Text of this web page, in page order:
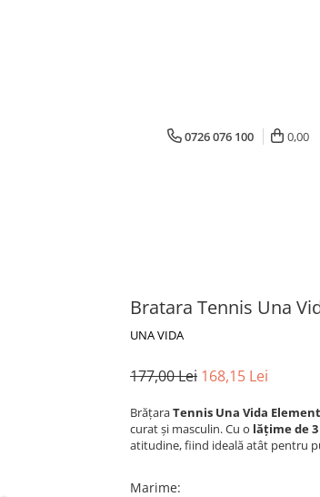
0726 076 100 0,00
Bratara Tennis Una
UNA VIDA
177,00 Lei 168,15 Lei
BrățaraTennis Una Vida
curat și masculin. Cu o lățime de
atitudine, fiind ideală atât pentru
Marime: